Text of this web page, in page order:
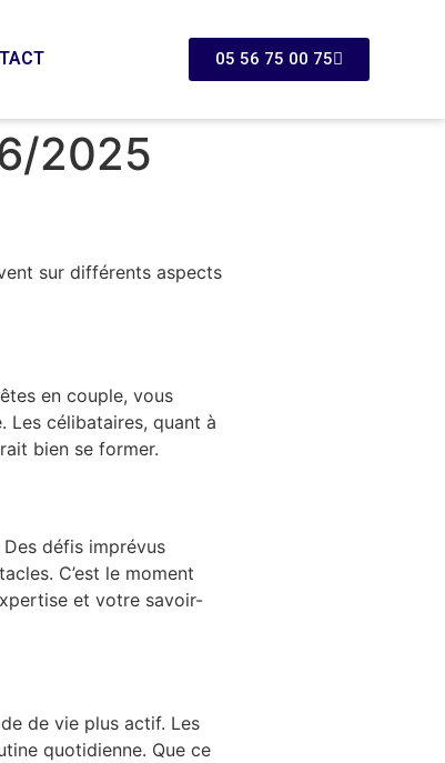
05 56 75 00 75
2025
sur différents aspects
en couple, vous
célibataires, quant à
bien se former.
défis imprévus
C’est le moment
et votre savoir-
de vie plus actif. Les
quotidienne. Que ce